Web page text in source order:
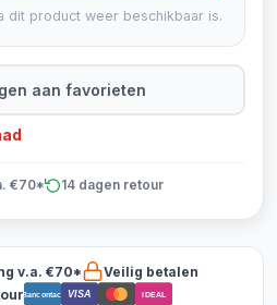
dit product weer beschikbaar is.
aan favorieten
€70* 14 dagen retour
v.a. €70*
Veilig betalen
Bancontact VISA iDEAL